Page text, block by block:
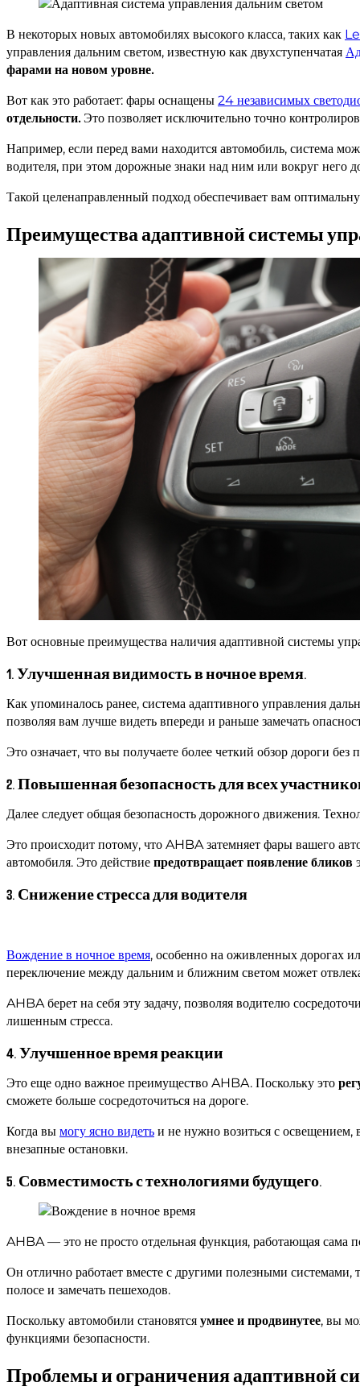
В некоторых новых автомобилях высокого класса, таких как
управления дальним светом, известную как двухступенчатая
фарами на новом уровне.
Вот как это работает: фары оснащены 24 независимых
отдельности.Это позволяет исключительно точно
Например, если перед вами находится автомобиль, система
водителя, при этом дорожные знаки над ним или вокруг него
Такой целенаправленный подход обеспечивает вам
Преимущества адаптивной системы
Вот основные преимущества наличия адаптивной системы
1. Улучшенная видимость в ночное время.
Как упоминалось ранее, система адаптивного управления
позволяя вам лучше видеть впереди и раньше замечать
Это означает, что вы получаете более четкий обзор дороги
2. Повышенная безопасность для всех
Далее следует общая безопасность дорожного движения.
Это происходит потому, что AHBA затемняет фары вашего
автомобиля. Это действие предотвращает появление бликов
3. Снижение стресса для водителя
Вождение в ночное время, особенно на оживленных дорогах
переключение между дальним и ближним светом может
AHBA берет на себя эту задачу, позволяя водителю
лишенным стресса.
4. Улучшенное время реакции
Это еще одно важное преимущество AHBA. Поскольку это
сможете больше сосредоточиться на дороге.
Когда вы могу ясно видеть и не нужно возиться с
внезапные остановки.
5. Совместимость с технологиями будущего.
AHBA — это не просто отдельная функция, работающая сама
Он отлично работает вместе с другими полезными системами,
полосе и замечать пешеходов.
Поскольку автомобили становятся умнее и продвинутее, вы
функциями безопасности.
Проблемы и ограничения адаптивной